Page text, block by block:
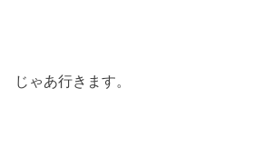
じゃあ行きます。